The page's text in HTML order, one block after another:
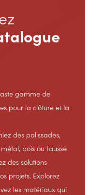
gamme de
pour la clôture et la
des palissades,
bois ou fausse
des solutions
projets. Explorez
les matériaux qui